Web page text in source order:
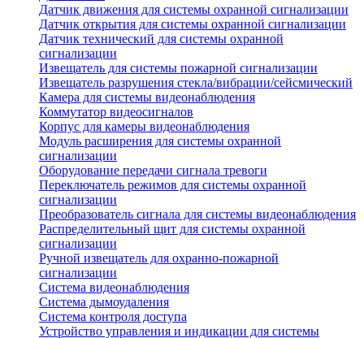
Датчик движения для системы охранной сигнализации
Датчик открытия для системы охранной сигнализации
Датчик технический для системы охранной
сигнализации
Извещатель для системы пожарной сигнализации
Извещатель разрушения стекла/вибрации/сейсмический
Камера для системы видеонаблюдения
Коммутатор видеосигналов
Корпус для камеры видеонаблюдения
Модуль расширения для системы охранной
сигнализации
Оборудование передачи сигнала тревоги
Переключатель режимов для системы охранной
сигнализации
Преобразователь сигнала для системы видеонаблюдения
Распределительный щит для системы охранной
сигнализации
Ручной извещатель для охранно-пожарной
сигнализации
Система видеонаблюдения
Система дымоудаления
Система контроля доступа
Устройство управления и индикации для системы